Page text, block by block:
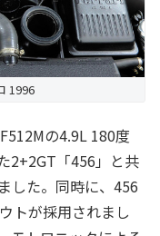
1996
の4.9L 180度
2+2GT「456」と共
した。同時に、456
トが採用されまし